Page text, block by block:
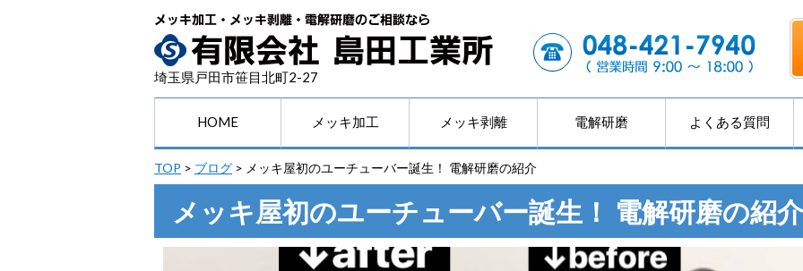
埼玉県戸田市笹目北町2-27
HOME メッキ加工 メッキ剥離 電解研磨 よくある質問
TOP > ブログ > メッキ屋初のユーチューバー誕生！ 電解研磨の紹介
メッキ屋初のユーチューバー誕生！ 電解研磨の紹介